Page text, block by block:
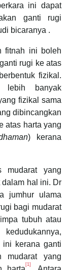
ini dapat
ganti rugi
bicaranya .
fitnah ini boleh
rugi ke atas
fizikal.
lebih banyak
fizikal sama
dibincangkan
atas harta yang
) kerana
mudarat yang
hal ini. Dr
jumhur ulama
bagi mudarat
tubuh atau
ini kerana ganti
mudarat yang
[1]